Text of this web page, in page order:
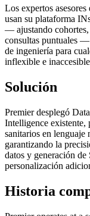
Los expertos
usan su plataforma
— ajustando cohortes,
consultas puntuales —
de ingeniería para
inflexible e
Solución
Premier desplegó
Intelligence existente,
sanitarios en
garantizando la
datos y generación
personalización
Historia